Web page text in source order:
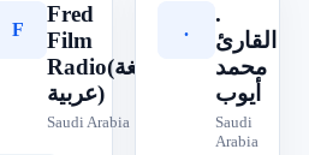
F
Fred
Film
Radio(لغة
عربية)
Saudi Arabia
.
.
القارئ
محمد
أيوب
Saudi
Arabia